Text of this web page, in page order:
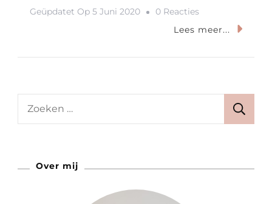
Geüpdatet Op 5 Juni 2020 0 ReactiesOp
Slapen
Het!
Lees meer...
Zoeken
Over mij